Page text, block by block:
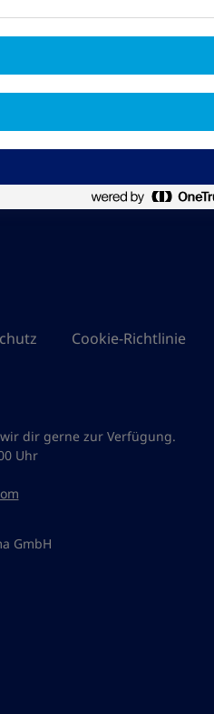
Cookie-Richtlinie
dir gerne zur Verfügung.
Uhr
GmbH